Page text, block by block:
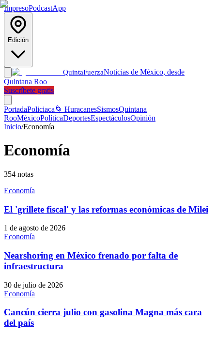
ImpresoPodcastApp
Edición
QuintaFuerzaNoticias de México, desde
Quintana Roo
Suscríbete gratis
PortadaPoliciaca 🌀 HuracanesSismosQuintana
RooMéxicoPolíticaDeportesEspectáculosOpinión
Inicio/Economía
Economía
354 notas
Economía
El 'grillete fiscal' y las reformas económicas de Milei
1 de agosto de 2026
Economía
Nearshoring en México frenado por falta de
infraestructura
30 de julio de 2026
Economía
Cancún cierra julio con gasolina Magna más cara
del país